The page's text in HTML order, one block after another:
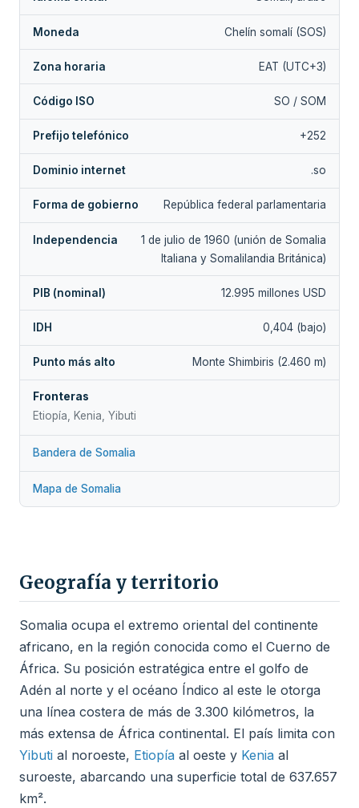
Moneda Chelín somalí (SOS)
Zona horaria EAT (UTC+3)
Código ISO SO / SOM
Prefijo telefónico +252
Dominio internet .so
Forma de gobierno República federal parlamentaria
Independencia
1 de julio de 1960 (unión de Somalia
Italiana y Somalilandia Británica)
PIB (nominal) 12.995 millones USD
IDH 0,404 (bajo)
Punto más alto Monte Shimbiris (2.460 m)
Fronteras
Etiopía, Kenia, Yibuti
Bandera de Somalia
Mapa de Somalia
Geografía y territorio
Somalia ocupa el extremo oriental del continente
africano, en la región conocida como el Cuerno de
África. Su posición estratégica entre el golfo de
Adén al norte y el océano Índico al este le otorga
una línea costera de más de 3.300 kilómetros, la
más extensa de África continental. El país limita con
Yibuti al noroeste, Etiopía al oeste y Kenia al
suroeste, abarcando una superficie total de 637.657
km².